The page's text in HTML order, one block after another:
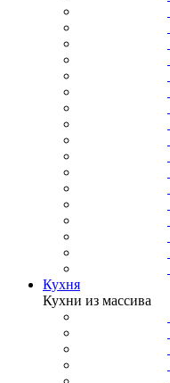
Кухня
Кухни из массива